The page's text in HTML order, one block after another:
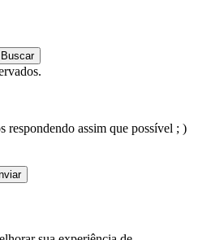
respondendo assim que possível ; )